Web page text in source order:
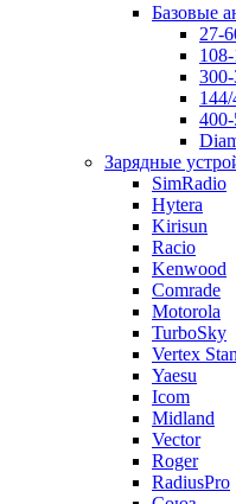
Базовые
27-
Зарядные
SimRadio
Hytera
Kirisun
Racio
Kenwood
Comrade
Motorola
TurboSky
Vertex
Yaesu
Icom
Midland
Vector
Roger
RadiusPro